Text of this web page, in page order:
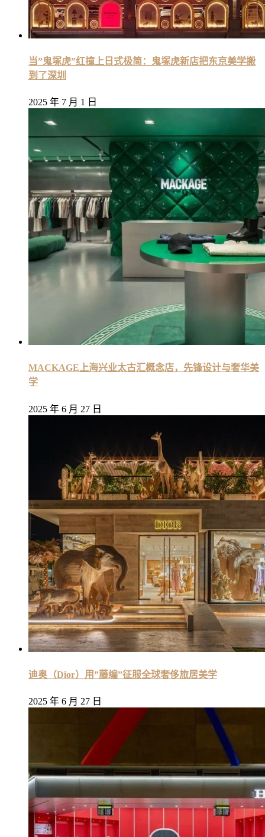
当”鬼塚虎”红撞上日式极简：鬼塚虎新店把东京美学搬
到了深圳
2025 年 7 月 1 日
MACKAGE上海兴业太古汇概念店，先锋设计与奢华美
学
2025 年 6 月 27 日
迪奥（Dior）用”藤编”征服全球奢侈旅居美学
2025 年 6 月 27 日